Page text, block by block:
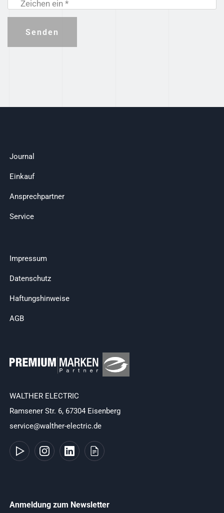
Zeichen ein *
Senden
Journal
Einkauf
Ansprechpartner
Service
Impressum
Datenschutz
Haftungshinweise
AGB
WALTHER ELECTRIC
Ramsener Str. 6, 67304 Eisenberg
service@walther-electric.de
Anmeldung zum Newsletter